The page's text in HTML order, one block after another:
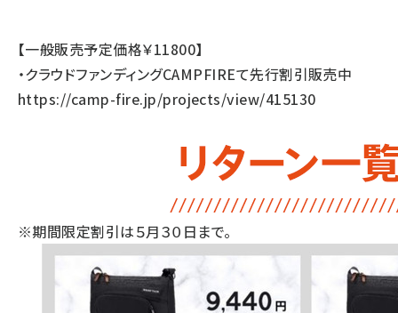
【一般販売予定価格￥11800】
・クラウドファンディングCAMPFIREて先行割引販売中
https://camp-fire.jp/projects/view/415130
※期間限定割引は５月３０日まで。